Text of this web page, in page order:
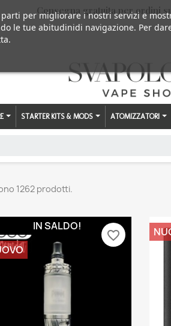
Consegna gratuita per ordini
STARTER KITS & MODS ATOMIZZATORI
1262 prodotti.
IN SALDO!
favorite_border
per migliorare i nostri servizi e
le tue abitudinidi navigazione. Per